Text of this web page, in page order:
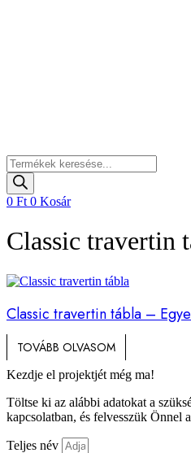
Products
search
0 Ft 0 Kosár
Classic travertin
Classic travertin tábla –
TOVÁBB OLVASOM
Kezdje el projektjét még ma!
Töltse ki az alábbi adatokat a
kapcsolatban, és felvesszük Önnel
Teljes név